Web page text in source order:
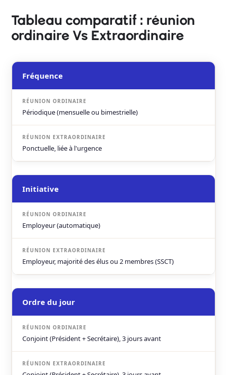
Tableau comparatif : réunion
ordinaire Vs Extraordinaire
Fréquence
Périodique (mensuelle ou bimestrielle)
Ponctuelle, liée à l'urgence
Initiative
Employeur (automatique)
Employeur, majorité des élus ou 2 membres (SSCT)
Ordre du jour
Conjoint (Président + Secrétaire), 3 jours avant